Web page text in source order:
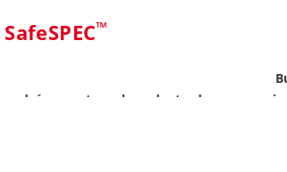
SafeSPEC™
podrá encontrar el producto de